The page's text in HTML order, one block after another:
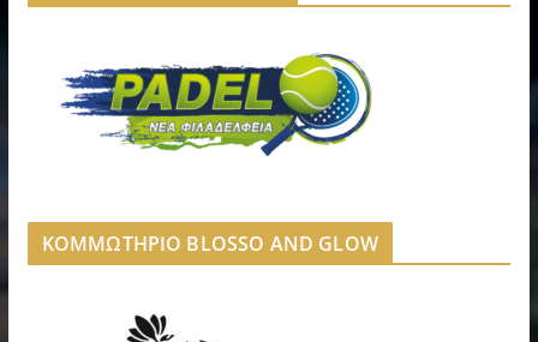
ΚΟΜΜΩΤΗΡΙΟ BLOSSO AND GLOW